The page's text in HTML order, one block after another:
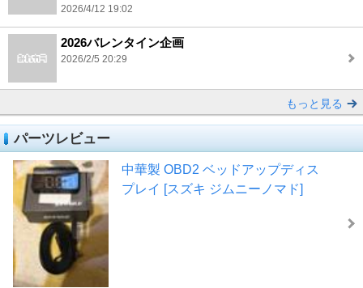
2026/4/12 19:02
2026バレンタイン企画
2026/2/5 20:29
もっと見る
パーツレビュー
中華製 OBD2 ベッドアップディス
プレイ [スズキ ジムニーノマド]